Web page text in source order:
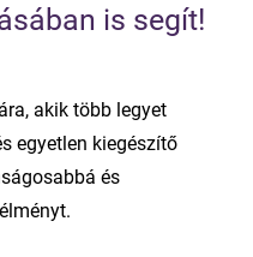
is segít!
akik több legyet
egyetlen kiegészítő
és